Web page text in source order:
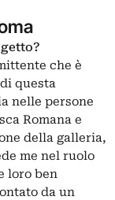
che è
questa
nelle persone
Romana e
della galleria,
me nel ruolo
loro ben
da un